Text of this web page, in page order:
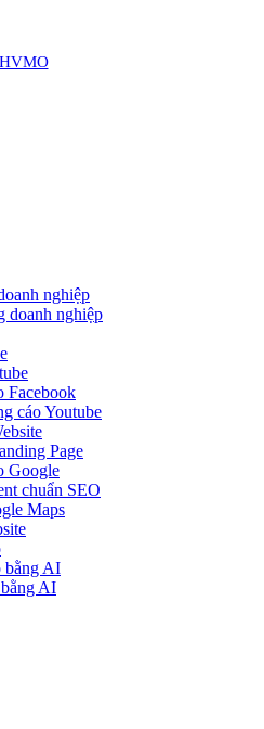
nghiệp
doanh nghiệp
Facebook
cáo Youtube
Page
Google
chuẩn SEO
Maps
bằng AI
AI